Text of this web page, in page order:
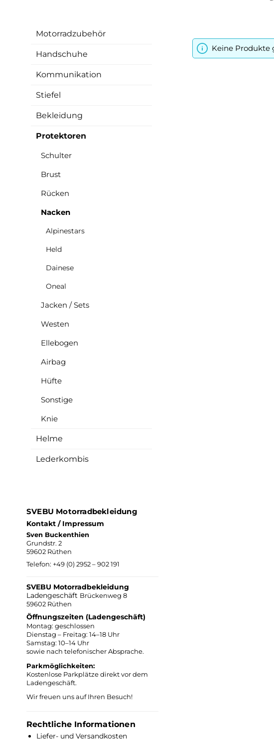
Motorradzubehör
Handschuhe
Kommunikation
Stiefel
Bekleidung
Protektoren
Schulter
Brust
Rücken
Nacken
Alpinestars
Held
Dainese
Oneal
Jacken / Sets
Westen
Ellebogen
Airbag
Hüfte
Sonstige
Knie
Helme
Lederkombis
SVEBU Motorradbekleidung
Kontakt / Impressum
Sven Buckenthien
Grundstr. 2
59602 Rüthen
Telefon: +49 (0) 2952 – 902 191
SVEBU Motorradbekleidung
Ladengeschäft Brückenweg 8
59602 Rüthen
Öffnungszeiten (Ladengeschäft)
Montag: geschlossen
Dienstag – Freitag: 14–18 Uhr
Samstag: 10–14 Uhr
sowie nach telefonischer Absprache.
Parkmöglichkeiten:
Kostenlose Parkplätze direkt vor dem
Ladengeschäft.
Wir freuen uns auf Ihren Besuch!
Rechtliche Informationen
Liefer- und Versandkosten
Keine Produkte